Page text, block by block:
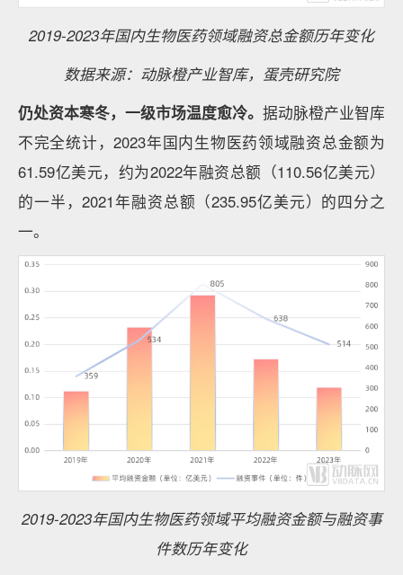
2019-2023年国内生物医药领域融资总金额历年变化
数据来源：动脉橙产业智库，蛋壳研究院
仍处资本寒冬，一级市场温度愈冷。 据动脉橙产业智库
不完全统计，2023年国内生物医药领域融资总金额为
61.59亿美元，约为2022年融资总额（110.56亿美元）
的一半，2021年融资总额（235.95亿美元）的四分之
一。
2019-2023年国内生物医药领域平均融资金额与融资事
件数历年变化